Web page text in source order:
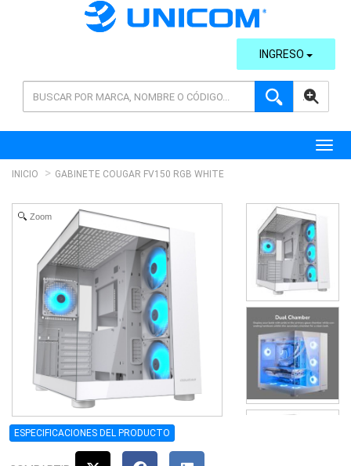
AVANZADA
INGRESO
INICIO GABINETE COUGAR FV150 RGB WHITE
Zoom
ESPECIFICACIONES DEL PRODUCTO